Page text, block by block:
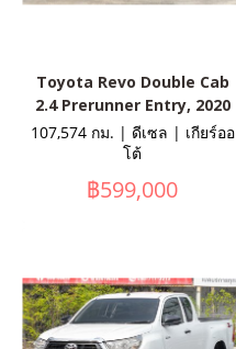
Toyota Revo Double Cab
2.4 Prerunner Entry, 2020
107,574 กม. | ดีเซล | เกียร์ออ
โต้
฿599,000